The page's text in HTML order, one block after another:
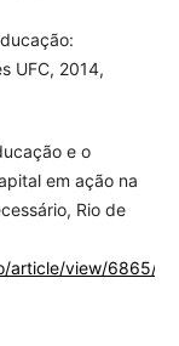
UFC, 2014,
e o
em ação na
Rio de
article/view/6865/